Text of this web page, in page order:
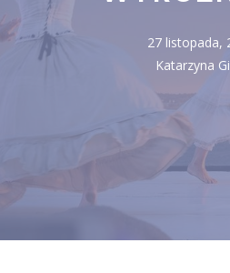
27 listopada,
Katarzyna